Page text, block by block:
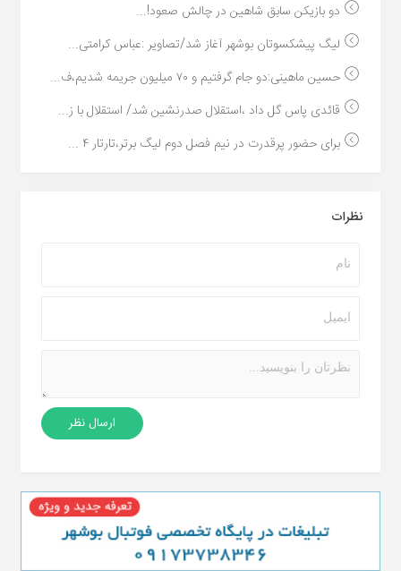
دو بازیکن سابق شاهین در چالش صعود!...
لیگ پیشکسوتان بوشهر آغاز شد/تصاویر :عباس کرامتی...
حسین ماهینی:دو جام گرفتیم و ۷۰ میلیون جریمه شدیم،ف...
قائدی پاس گل داد ،استقلال صدرنشین شد/ استقلال با ز...
برای حضور پرقدرت در نیم فصل دوم لیگ برتر،تارتار ۴ ...
نظرات